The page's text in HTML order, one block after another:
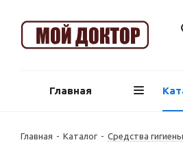
Главная
Главная - Каталог - Средства